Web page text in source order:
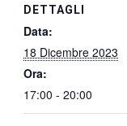
DETTAGLI
Data:
18 Dicembre 2023
Ora:
17:00 - 20:00